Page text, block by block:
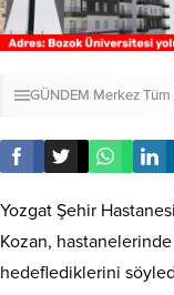
GÜNDEM Merkez
Yozgat Şehir
Kozan,
hedeflediklerini